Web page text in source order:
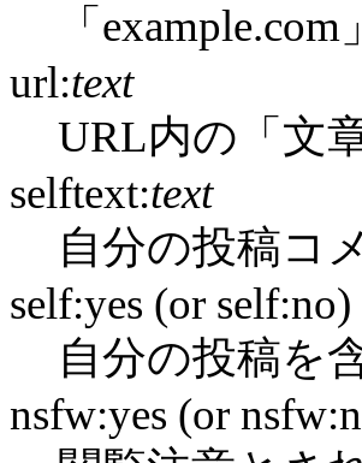
「
url:text
URL内の「文
selftext:text
自分の投稿コ
self:yes (or self:no)
自分の投稿を
nsfw:yes (or